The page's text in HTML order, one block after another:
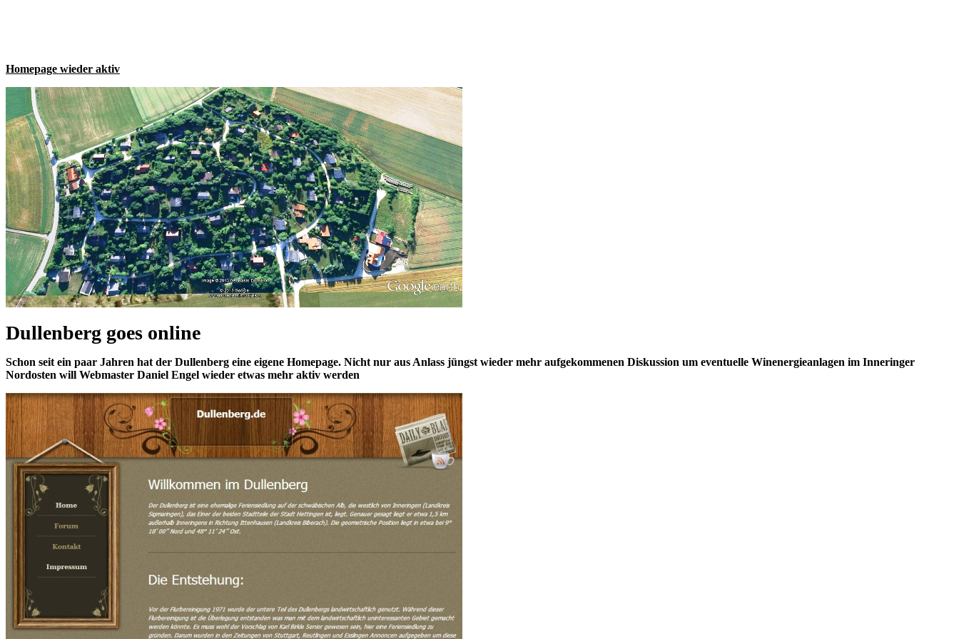
Homepage wieder aktiv
Dullenberg goes online
Schon seit ein paar Jahren hat der Dullenberg eine eigene Homepage. Nicht nur aus Anlass jüngst wieder mehr aufgekommenen Diskussion um eventuelle Winenergieanlagen im Inneringer
Nordosten will Webmaster Daniel Engel wieder etwas mehr aktiv werden